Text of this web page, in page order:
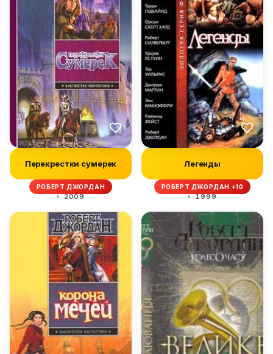
Перекрестки сумерек
РОБЕРТ ДЖОРДАН
2009
Легенды
РОБЕРТ ДЖОРДАН +10
1999